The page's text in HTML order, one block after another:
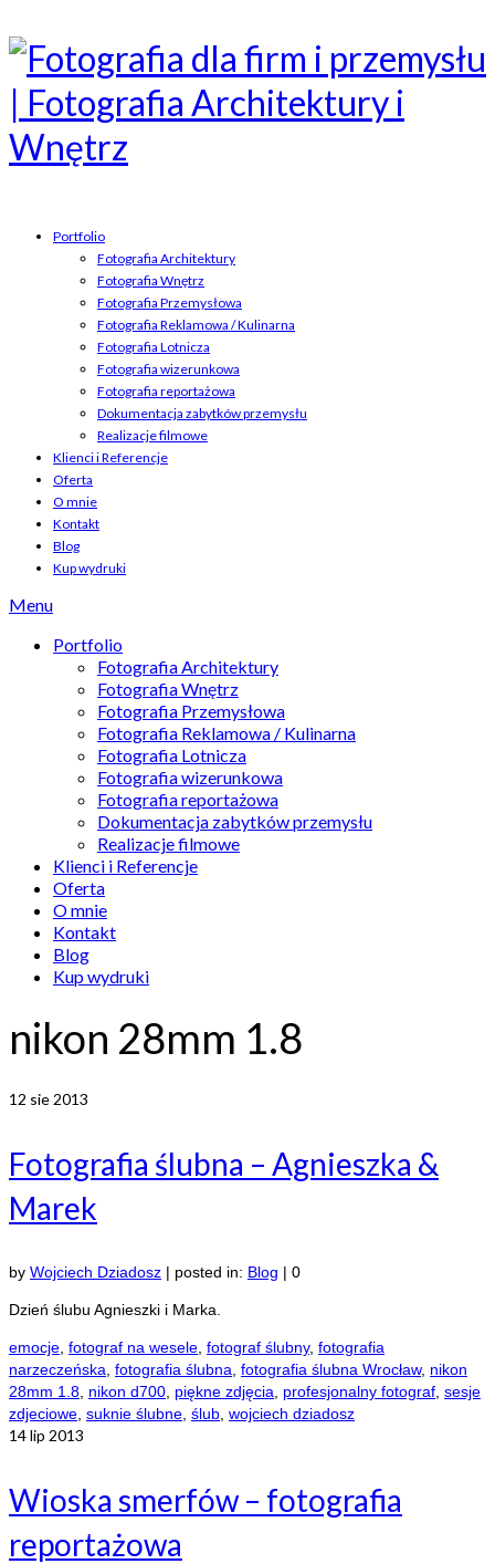
Portfolio
Fotografia Architektury
Fotografia Wnętrz
Fotografia Przemysłowa
Fotografia Reklamowa / Kulinarna
Fotografia Lotnicza
Fotografia wizerunkowa
Fotografia reportażowa
Dokumentacja zabytków przemysłu
Realizacje filmowe
Klienci i Referencje
Oferta
O mnie
Kontakt
Blog
Kup wydruki
Menu
Portfolio
Fotografia Architektury
Fotografia Wnętrz
Fotografia Przemysłowa
Fotografia Reklamowa / Kulinarna
Fotografia Lotnicza
Fotografia wizerunkowa
Fotografia reportażowa
Dokumentacja zabytków przemysłu
Realizacje filmowe
Klienci i Referencje
Oferta
O mnie
Kontakt
Blog
Kup wydruki
nikon 28mm 1.8
12 sie 2013
Fotografia ślubna – Agnieszka &
Marek
by Wojciech Dziadosz | posted in: Blog | 0
Dzień ślubu Agnieszki i Marka.
emocje fotograf na wesele fotograf ślubny, fotografia
narzeczeńska fotografia ślubna fotografia ślubna Wrocław, nikon
28mm 1.8 nikon d700 piękne zdjęcia profesjonalny fotograf sesje
zdjeciowe suknie ślubne ślub wojciech dziadosz
14lip 2013
Wioska smerfów – fotografia
reportażowa